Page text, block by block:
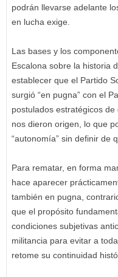
podrán llevarse adelante
en lucha exige.
Las bases y los
Escalona sobre la historia
establecer que el Partido
surgió “en pugna” con el
postulados estratégicos
nos dieron origen, lo que
“autonomía” sin definir de
Para rematar, en forma
hace aparecer
también en pugna,
que el propósito
condiciones subjetivas
militancia para evitar a
retome su continuidad